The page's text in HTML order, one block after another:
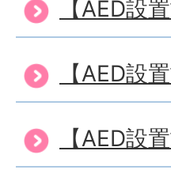
【AED設
【AED設
【AED設